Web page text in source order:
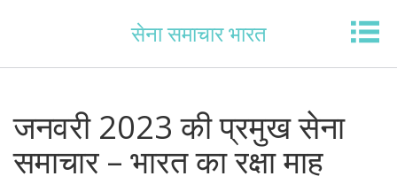
सेना समाचार भारत
जनवरी 2023 की प्रमुख सेना
समाचार – भारत का रक्षा माह